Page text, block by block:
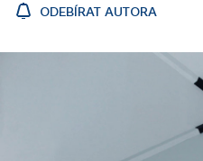
ODEBÍRAT AUTORA